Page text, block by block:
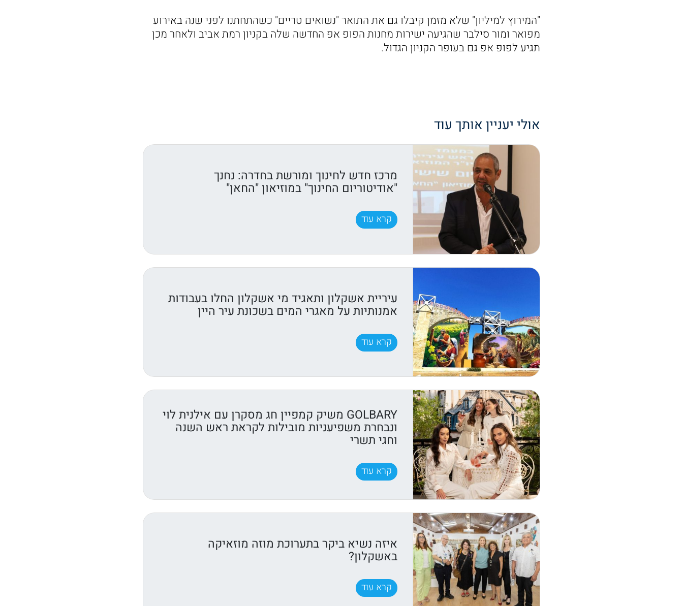
"המירוץ למיליון" שלא מזמן קיבלו גם את התואר "נשואים טריים" כשהתחתנו לפני שנה באירוע
מפואר ומור סילבר שהגיעה ישירות מחנות הפופ אפ החדשה שלה בקניון רמת אביב ולאחר מכן
תגיע לפופ אפ גם בעופר הקניון הגדול.
אולי יעניין אותך עוד
מרכז חדש לחינוך ומורשת בחדרה: נחנך
"אודיטוריום החינוך" במוזיאון "החאן"
קרא עוד
עיריית אשקלון ותאגיד מי אשקלון החלו בעבודות
אמנותיות על מאגרי המים בשכונת עיר היין
קרא עוד
GOLBARY משיק קמפיין חג מסקרן עם אילנית לוי
ונבחרת משפיעניות מובילות לקראת ראש השנה
וחגי תשרי
קרא עוד
איזה נשיא ביקר בתערוכת מוזה מוזאיקה
באשקלון?
קרא עוד